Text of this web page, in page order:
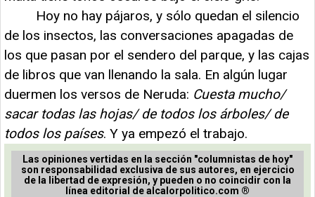
Hoy no hay pájaros, y sólo quedan el silencio
de los insectos, las conversaciones apagadas de
los que pasan por el sendero del parque, y las cajas
de libros que van llenando la sala. En algún lugar
duermen los versos de Neruda: Cuesta mucho/
sacar todas las hojas/ de todos los árboles/ de
todos los países. Y ya empezó el trabajo.
Las opiniones vertidas en la sección "columnistas de hoy"
son responsabilidad exclusiva de sus autores, en ejercicio
de la libertad de expresión, y pueden o no coincidir con la
línea editorial de alcalorpolitico.com ®